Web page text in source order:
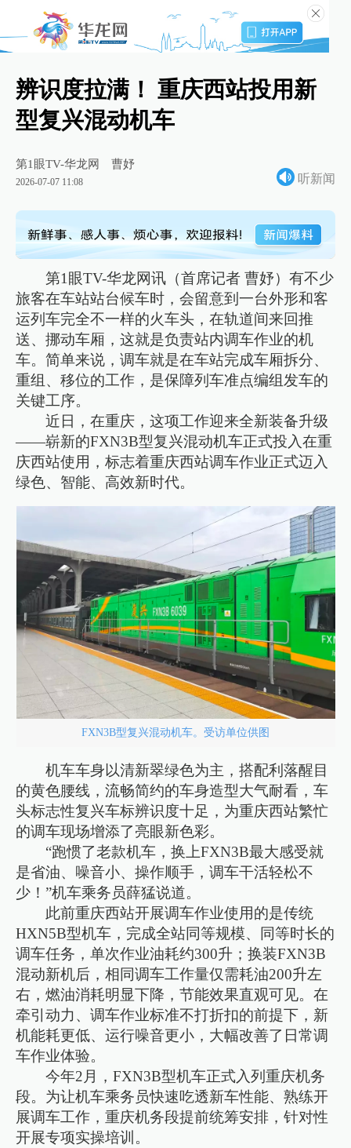
辨识度拉满！ 重庆西站投用新
型复兴混动机车
第1眼TV-华龙网 曹妤
2026-07-07 11:08 听新闻
第1眼TV-华龙网讯（首席记者 曹妤）有不少
旅客在车站站台候车时，会留意到一台外形和客
运列车完全不一样的火车头，在轨道间来回推
送、挪动车厢，这就是负责站内调车作业的机
车。简单来说，调车就是在车站完成车厢拆分、
重组、移位的工作，是保障列车准点编组发车的
关键工序。
近日，在重庆，这项工作迎来全新装备升级
——崭新的FXN3B型复兴混动机车正式投入在重
庆西站使用，标志着重庆西站调车作业正式迈入
绿色、智能、高效新时代。
FXN3B型复兴混动机车。受访单位供图
机车车身以清新翠绿色为主，搭配利落醒目
的黄色腰线，流畅简约的车身造型大气耐看，车
头标志性复兴车标辨识度十足，为重庆西站繁忙
的调车现场增添了亮眼新色彩。
“跑惯了老款机车，换上FXN3B最大感受就
是省油、噪音小、操作顺手，调车干活轻松不
少！”机车乘务员薛猛说道。
此前重庆西站开展调车作业使用的是传统
HXN5B型机车，完成全站同等规模、同等时长的
调车任务，单次作业油耗约300升；换装FXN3B
混动新机后，相同调车工作量仅需耗油200升左
右，燃油消耗明显下降，节能效果直观可见。在
牵引动力、调车作业标准不打折扣的前提下，新
机能耗更低、运行噪音更小，大幅改善了日常调
车作业体验。
今年2月，FXN3B型机车正式入列重庆机务
段。为让机车乘务员快速吃透新车性能、熟练开
展调车工作，重庆机务段提前统筹安排，针对性
开展专项实操培训。